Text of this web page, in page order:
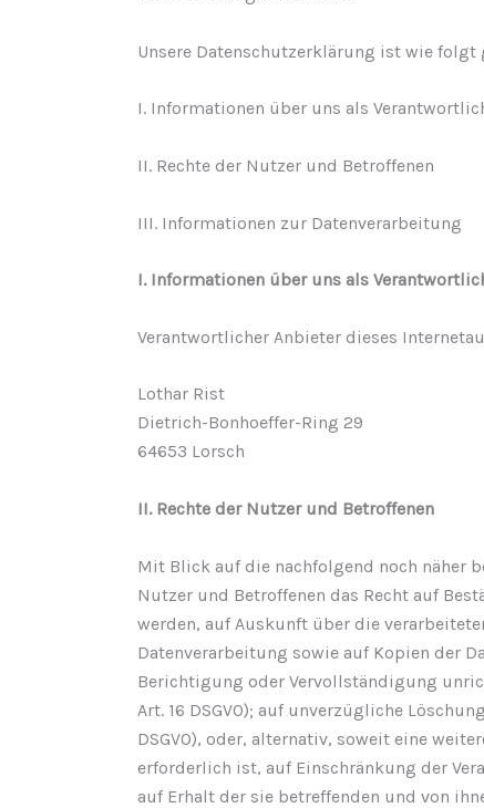
Unsere Datenschutzerklärung ist wie folgt
I. Informationen über uns als
II. Rechte der Nutzer und Betroffenen
III. Informationen zur Datenverarbeitung
I. Informationen über uns als
Verantwortlicher Anbieter dieses
Lothar Rist
Dietrich-Bonhoeffer-Ring 29
64653 Lorsch
II. Rechte der Nutzer und Betroffenen
Mit Blick auf die nachfolgend noch näher
Nutzer und Betroffenen das Recht auf
werden, auf Auskunft über die
Datenverarbeitung sowie auf Kopien der
Berichtigung oder Vervollständigung
Art. 16 DSGVO); auf unverzügliche
DSGVO), oder, alternativ, soweit eine
erforderlich ist, auf Einschränkung der
auf Erhalt der sie betreffenden und von